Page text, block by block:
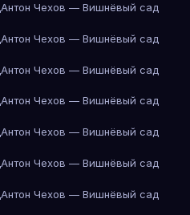
Антон Чехов — Вишнёвый сад
Антон Чехов — Вишнёвый сад
Антон Чехов — Вишнёвый сад
Антон Чехов — Вишнёвый сад
Антон Чехов — Вишнёвый сад
Антон Чехов — Вишнёвый сад
Антон Чехов — Вишнёвый сад